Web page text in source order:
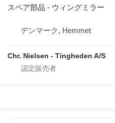
スペア部品 - ウィングミラー
デンマーク, Hemmet
Chr. Nielsen - Tingheden A/S